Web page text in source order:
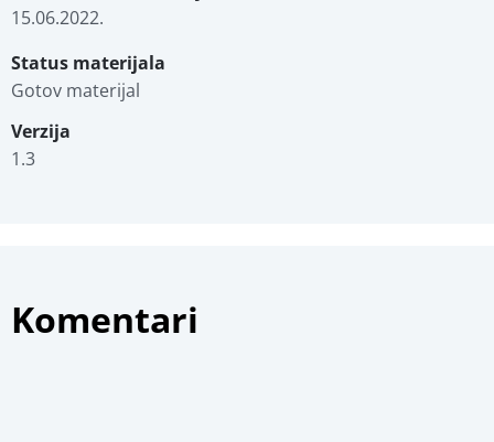
15.06.2022.
Status materijala
Gotov materijal
Verzija
1.3
Komentari